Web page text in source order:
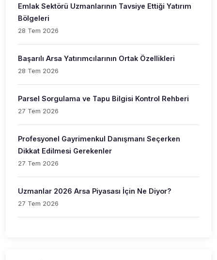
Emlak Sektörü Uzmanlarının Tavsiye Ettiği Yatırım
Bölgeleri
28 Tem 2026
Başarılı Arsa Yatırımcılarının Ortak Özellikleri
28 Tem 2026
Parsel Sorgulama ve Tapu Bilgisi Kontrol Rehberi
27 Tem 2026
Profesyonel Gayrimenkul Danışmanı Seçerken
Dikkat Edilmesi Gerekenler
27 Tem 2026
Uzmanlar 2026 Arsa Piyasası İçin Ne Diyor?
27 Tem 2026